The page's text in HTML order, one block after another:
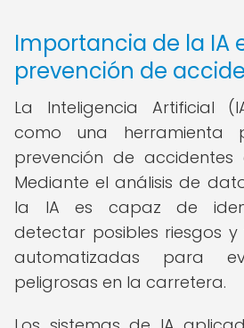
Importancia de la IA
prevención de
La Inteligencia Artificial
como una herramienta
prevención de
Mediante el análisis de
la IA es capaz de
detectar posibles riesgos y
automatizadas para
peligrosas en la carretera.